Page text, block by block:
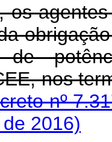
agentes
de
nos
nº
2016)